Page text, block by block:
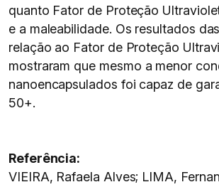
quanto Fator de Proteção
e a maleabilidade. Os resultados
relação ao Fator de Proteção
mostraram que mesmo a menor
nanoencapsulados foi capaz de
50+.
Referência:
VIEIRA, Rafaela Alves; LIMA,